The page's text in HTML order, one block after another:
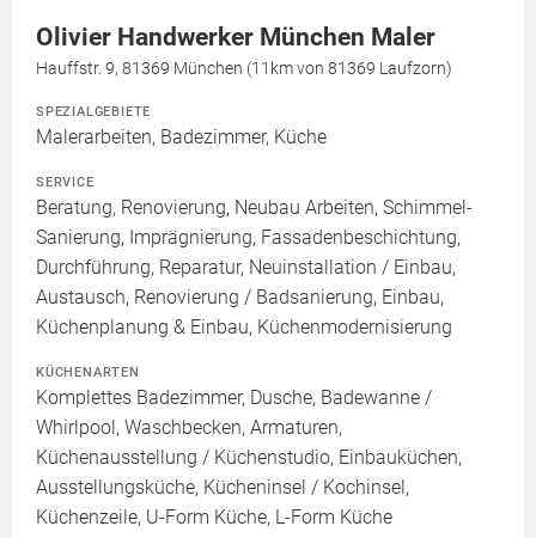
Olivier Handwerker München Maler
Hauffstr. 9, 81369 München (11km von 81369 Laufzorn)
SPEZIALGEBIETE
Malerarbeiten, Badezimmer, Küche
SERVICE
Beratung, Renovierung, Neubau Arbeiten, Schimmel-
Sanierung, Imprägnierung, Fassadenbeschichtung,
Durchführung, Reparatur, Neuinstallation / Einbau,
Austausch, Renovierung / Badsanierung, Einbau,
Küchenplanung & Einbau, Küchenmodernisierung
KÜCHENARTEN
Komplettes Badezimmer, Dusche, Badewanne /
Whirlpool, Waschbecken, Armaturen,
Küchenausstellung / Küchenstudio, Einbauküchen,
Ausstellungsküche, Kücheninsel / Kochinsel,
Küchenzeile, U-Form Küche, L-Form Küche